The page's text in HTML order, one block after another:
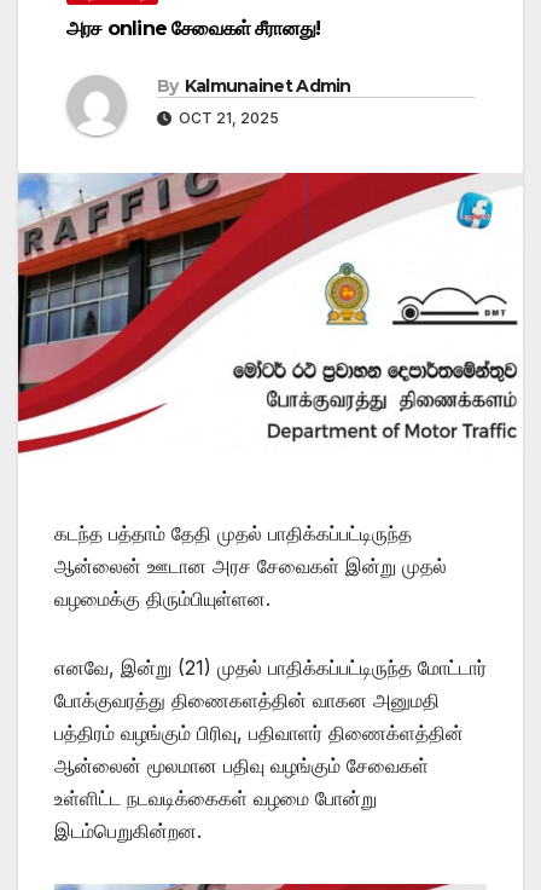
அரச online சேவைகள் சீரானது!
By Kalmunainet Admin
OCT 21, 2025
கடந்த பத்தாம் தேதி முதல் பாதிக்கப்பட்டிருந்த
ஆன்லைன் ஊடான அரச சேவைகள் இன்று முதல்
வழமைக்கு திரும்பியுள்ளன.
எனவே, இன்று (21) முதல் பாதிக்கப்பட்டிருந்த மோட்டார்
போக்குவரத்து திணைகளத்தின் வாகன அனுமதி
பத்திரம் வழங்கும் பிரிவு, பதிவாளர் திணைக்ளத்தின்
ஆன்லைன் மூலமான பதிவு வழங்கும் சேவைகள்
உள்ளிட்ட நடவடிக்கைகள் வழமை போன்று
இடம்பெறுகின்றன.